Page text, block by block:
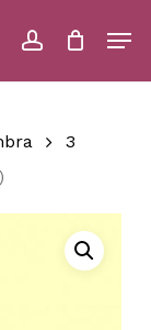
account
Close
3
Menu